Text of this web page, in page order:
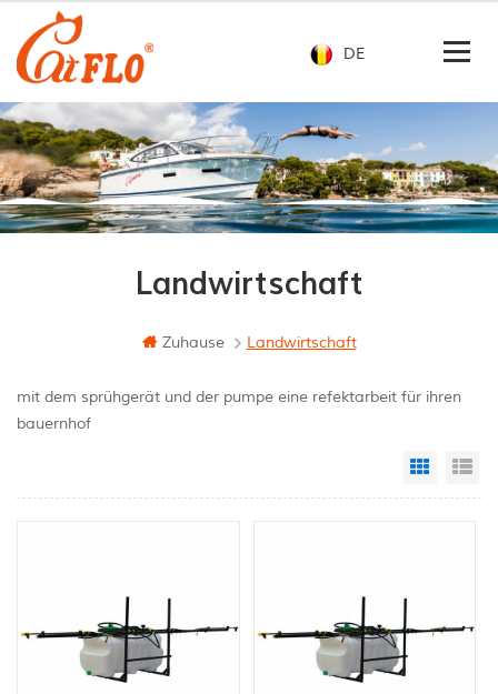
DE
Landwirtschaft
Zuhause Landwirtschaft
mit dem sprühgerät und der pumpe eine refektarbeit für ihren
bauernhof
Grid